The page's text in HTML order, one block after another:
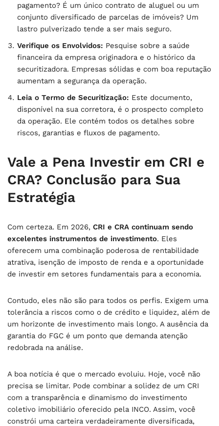
pagamento? É um único contrato de aluguel ou um
conjunto diversificado de parcelas de imóveis? Um
lastro pulverizado tende a ser mais seguro.
Verifique os Envolvidos: Pesquise sobre a saúde
financeira da empresa originadora e o histórico da
securitizadora. Empresas sólidas e com boa reputação
aumentam a segurança da operação.
Leia o Termo de Securitização: Este documento,
disponível na sua corretora, é o prospecto completo
da operação. Ele contém todos os detalhes sobre
riscos, garantias e fluxos de pagamento.
Vale a Pena Investir em CRI e
CRA? Conclusão para Sua
Estratégia
Com certeza. Em 2026, CRI e CRA continuam sendo
excelentes instrumentos de investimento. Eles
oferecem uma combinação poderosa de rentabilidade
atrativa, isenção de imposto de renda e a oportunidade
de investir em setores fundamentais para a economia.
Contudo, eles não são para todos os perfis. Exigem uma
tolerância a riscos como o de crédito e liquidez, além de
um horizonte de investimento mais longo. A ausência da
garantia do FGC é um ponto que demanda atenção
redobrada na análise.
A boa notícia é que o mercado evoluiu. Hoje, você não
precisa se limitar. Pode combinar a solidez de um CRI
com a transparência e dinamismo do investimento
coletivo imobiliário oferecido pela INCO. Assim, você
constrói uma carteira verdadeiramente diversificada,